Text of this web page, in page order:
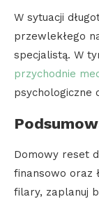
W sytuacji
przewlekłego
specjalistą. W
przychodnie
psychologiczne
Domowy reset
finansowo oraz
filary, zaplanuj